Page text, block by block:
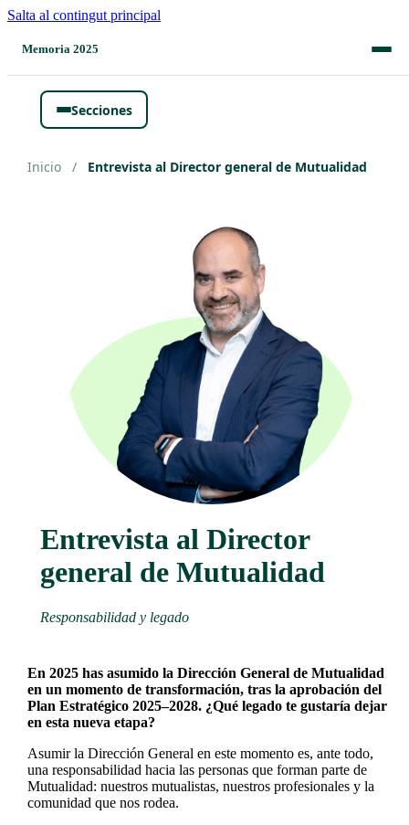
Salta al contingut principal
Memoria 2025
Secciones
Inicio / Entrevista al Director general de Mutualidad
Entrevista al Director
general de Mutualidad
Responsabilidad y legado
En 2025 has asumido la Dirección General de Mutualidad
en un momento de transformación, tras la aprobación del
Plan Estratégico 2025–2028. ¿Qué legado te gustaría dejar
en esta nueva etapa?
Asumir la Dirección General en este momento es, ante todo,
una responsabilidad hacia las personas que forman parte de
Mutualidad: nuestros mutualistas, nuestros profesionales y la
comunidad que nos rodea.